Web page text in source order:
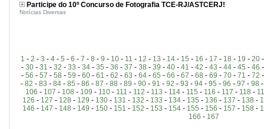
Participe do 10º Concurso de Fotografia TCE-RJ/ASTCERJ!
Notícias Diversas
1 - 2 - 3 - 4 - 5 - 6 - 7 - 8 - 9 - 10 - 11 - 12 - 13 - 14 - 15 - 16 - 17 - 18 - 19 - 20
- 30- 31 - 32 - 33 - 34- 35 - 36 - 37 - 38 - 39 - 40- 41 - 42 - 43 - 44- 45 - 46
- 56 - 57 - 58 - 59 - 60- 61 - 62 - 63 - 64- 65 - 66 - 67 - 68 - 69 - 70- 71 - 72
- 82 - 83 - 84 - 85 - 86 - 87 - 88 - 89 - 90 - 91 - 92 - 93 - 94 - 95 - 96 - 97 - 98
106 - 107 - 108 - 109 - 110 - 111 - 112 - 113 - 114 - 115 - 116 - 117 - 118 -
126 - 127 - 128 - 129 - 130- 131 - 132 - 133 - 134- 135 - 136 - 137 - 138 -
146 - 147 - 148 - 149 - 150- 151 - 152 - 153 - 154- 155 - 156 - 157 - 158 -
166 - 167